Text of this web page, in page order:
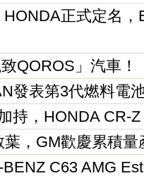
正式定名
QOROS」汽車！
發表第3代燃料電
持，HONDA CR-
，GM歡慶累積量
C63 AMG